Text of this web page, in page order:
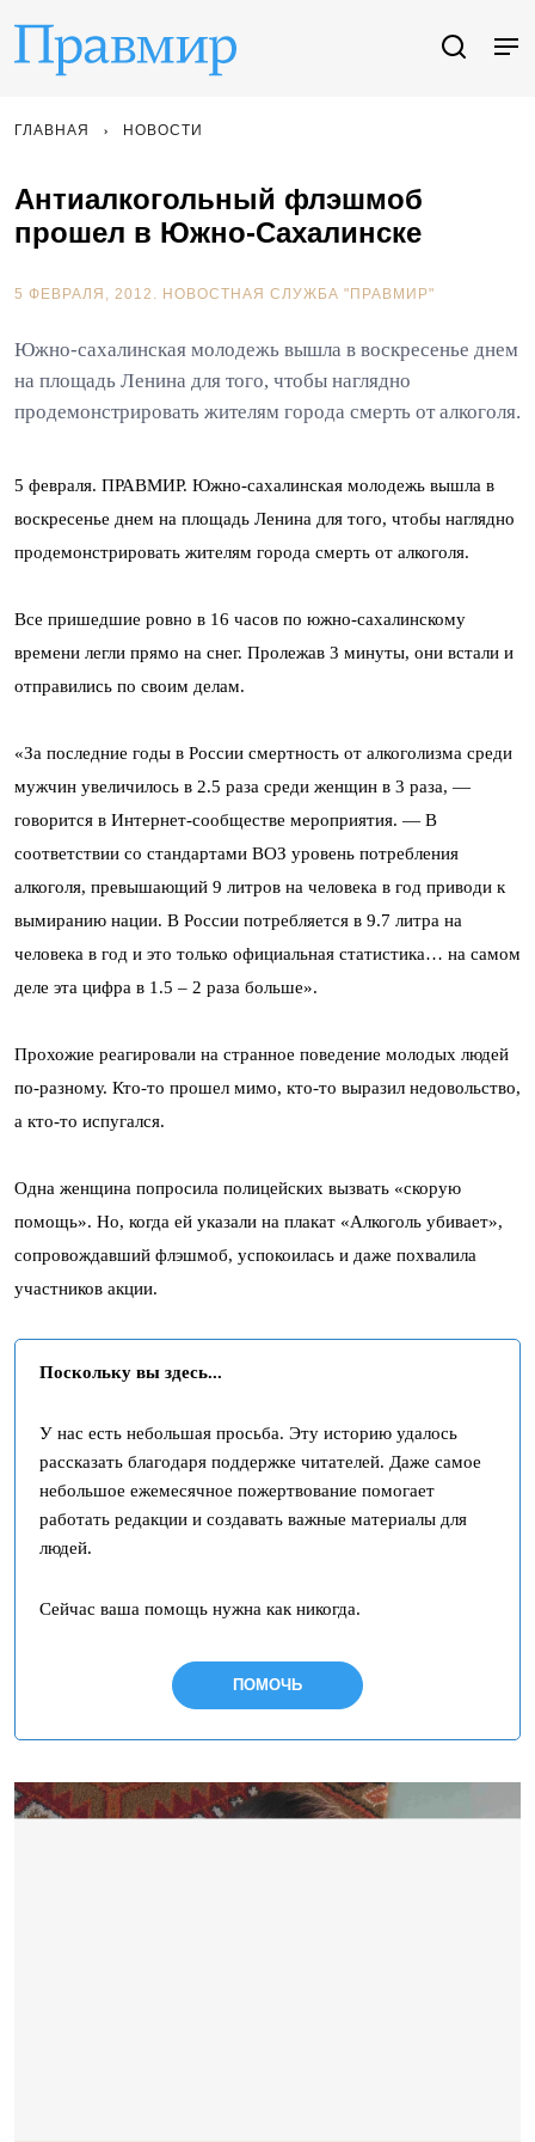
ГЛАВНАЯ НОВОСТИ
Антиалкогольный флэшмоб
прошел в Южно-Сахалинске
5 ФЕВРАЛЯ, 2012. НОВОСТНАЯ СЛУЖБА "ПРАВМИР"
Южно-сахалинская молодежь вышла в воскресенье днем
на площадь Ленина для того, чтобы наглядно
продемонстрировать жителям города смерть от алкоголя.
5 февраля. ПРАВМИР. Южно-сахалинская молодежь вышла в
воскресенье днем на площадь Ленина для того, чтобы наглядно
продемонстрировать жителям города смерть от алкоголя.
Все пришедшие ровно в 16 часов по южно-сахалинскому
времени легли прямо на снег. Пролежав 3 минуты, они встали и
отправились по своим делам.
«За последние годы в России смертность от алкоголизма среди
мужчин увеличилось в 2.5 раза среди женщин в 3 раза, —
говорится в Интернет-сообществе мероприятия. — В
соответствии со стандартами ВОЗ уровень потребления
алкоголя, превышающий 9 литров на человека в год приводи к
вымиранию нации. В России потребляется в 9.7 литра на
человека в год и это только официальная статистика… на самом
деле эта цифра в 1.5 – 2 раза больше».
Прохожие реагировали на странное поведение молодых людей
по-разному. Кто-то прошел мимо, кто-то выразил недовольство,
а кто-то испугался.
Одна женщина попросила полицейских вызвать «скорую
помощь». Но, когда ей указали на плакат «Алкоголь убивает»,
сопровождавший флэшмоб, успокоилась и даже похвалила
участников акции.
Поскольку вы здесь...
У нас есть небольшая просьба. Эту историю удалось
рассказать благодаря поддержке читателей. Даже самое
небольшое ежемесячное пожертвование помогает
работать редакции и создавать важные материалы для
людей.
Сейчас ваша помощь нужна как никогда.
ПОМОЧЬ